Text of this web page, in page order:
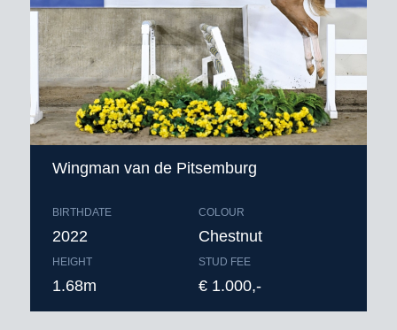
gezondheidscertificaat* en
verzendkosten buitenland
* zie toelichting leveringsvoorwaarden.
Bestellen voor 9.00 uur ‘s ochtends
Wingman van de Pitsemburg
BIRTHDATE
2022
HEIGHT
1.68m
COLOUR
Chestnut
STUD FEE
€ 1.000,-